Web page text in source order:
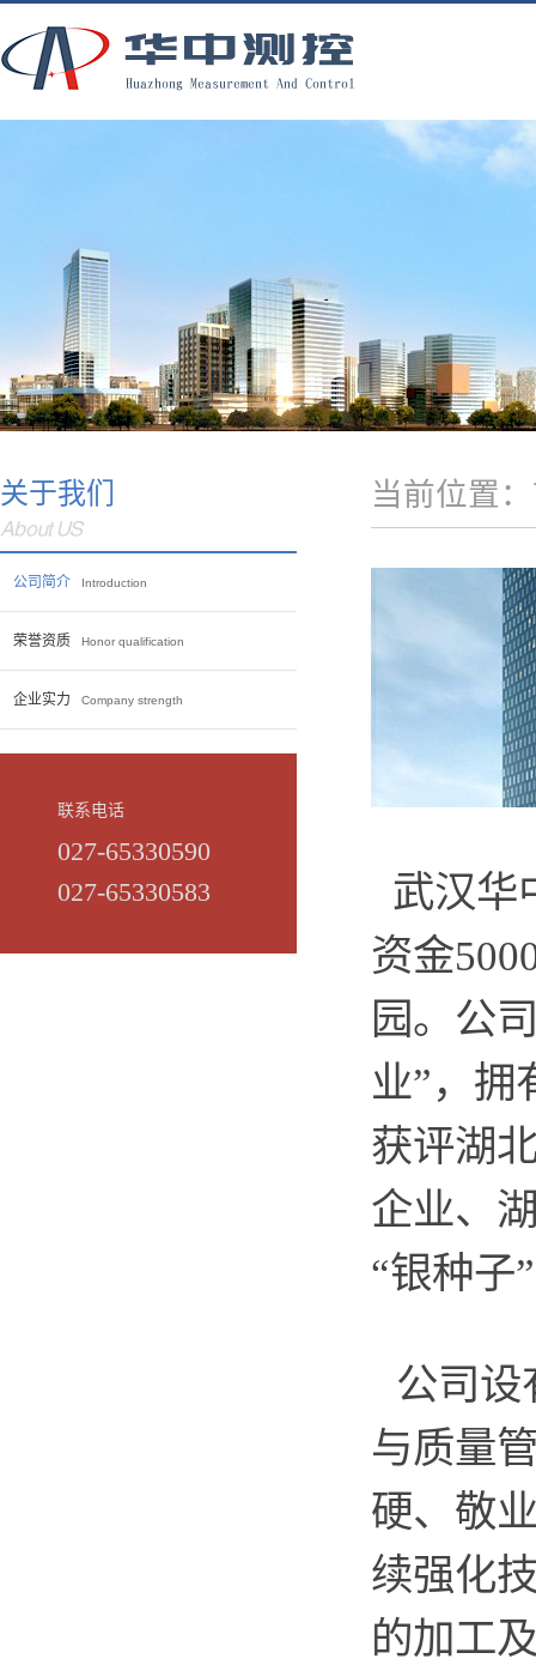
关于我们
About US
公司简介 Introduction
荣誉资质 Honor qualification
企业实力 Company strength
联系电话
027-65330590
027-65330583
当前位置：
武汉华
资金
园。公
业”，拥
获评湖
企业、
“银种子
公司设
与质量
硬、敬
续强化
的加工